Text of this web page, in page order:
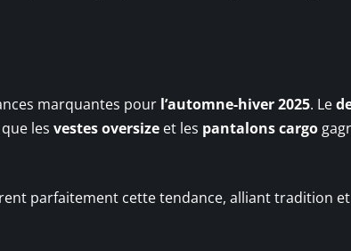
marquantes pour l’automne-hiver 2025. Le
les vestes oversize et les pantalons cargo
parfaitement cette tendance, alliant tradition et